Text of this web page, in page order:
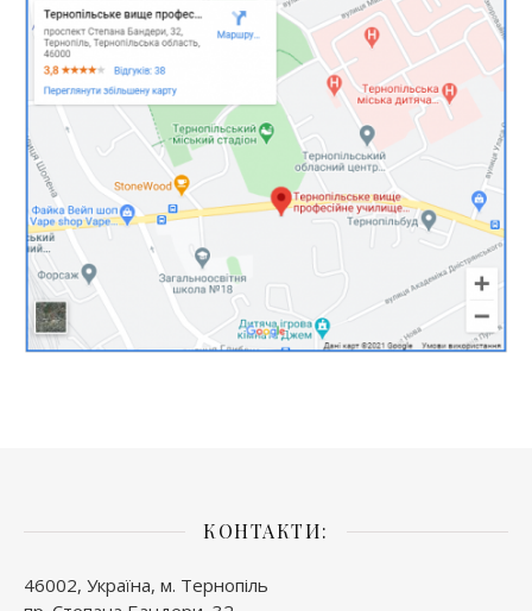
КОНТАКТИ:
46002, Україна, м. Тернопіль